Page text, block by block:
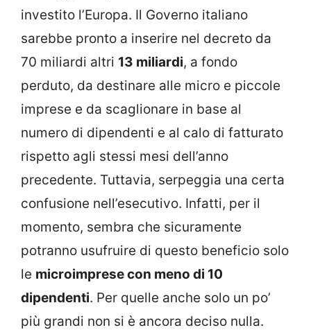
investito l’Europa. Il Governo italiano
sarebbe pronto a inserire nel decreto da
70 miliardi altri 13 miliardi, a fondo
perduto, da destinare alle micro e piccole
imprese e da scaglionare in base al
numero di dipendenti e al calo di fatturato
rispetto agli stessi mesi dell’anno
precedente. Tuttavia, serpeggia una certa
confusione nell’esecutivo. Infatti, per il
momento, sembra che sicuramente
potranno usufruire di questo beneficio solo
le microimprese con meno di 10
dipendenti. Per quelle anche solo un po’
più grandi non si è ancora deciso nulla.